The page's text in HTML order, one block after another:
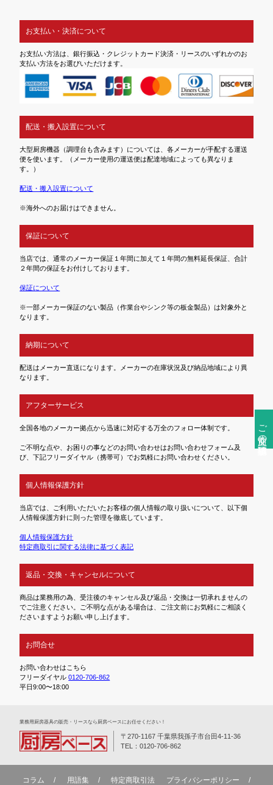
ご注文前の確認事項
お支払い・決済について
お支払い方法は、銀行振込・クレジットカード決済・リースのいずれかのお
支払い方法をお選びいただけます。
配送・搬入設置について
大型厨房機器（調理台も含みます）については、各メーカーが手配する運送
便を使います。（メーカー使用の運送便は配達地域によっても異なりま
す。）
配送・搬入設置について
※海外へのお届けはできません。
保証について
当店では、通常のメーカー保証１年間に加えて１年間の無料延長保証、合計
２年間の保証をお付けしております。
保証について
※一部メーカー保証のない製品（作業台やシンク等の板金製品）は対象外と
なります。
納期について
配送はメーカー直送になります。メーカーの在庫状況及び納品地域により異
なります。
アフターサービス
全国各地のメーカー拠点から迅速に対応する万全のフォロー体制です。
ご不明な点や、お困りの事などのお問い合わせはお問い合わせフォーム及
び、下記フリーダイヤル（携帯可）でお気軽にお問い合わせください。
個人情報保護方針
当店では、ご利用いただいたお客様の個人情報の取り扱いについて、以下個
人情報保護方針に則った管理を徹底しています。
個人情報保護方針
特定商取引に関する法律に基づく表記
返品・交換・キャンセルについて
商品は業務用の為、受注後のキャンセル及び返品・交換は一切承れませんの
でご注意ください。ご不明な点がある場合は、ご注文前にお気軽にご相談く
ださいますようお願い申し上げます。
お問合せ
お問い合わせはこちら
フリーダイヤル0120-706-862
平日9:00〜18:00
業務⽤厨房器具の販売・リースなら厨房ベースにお任せください！
〒270-1167 千葉県我孫子市台田4-11-36
TEL：0120-706-862
コラム 用語集 特定商取引法 プライバシーポリシー